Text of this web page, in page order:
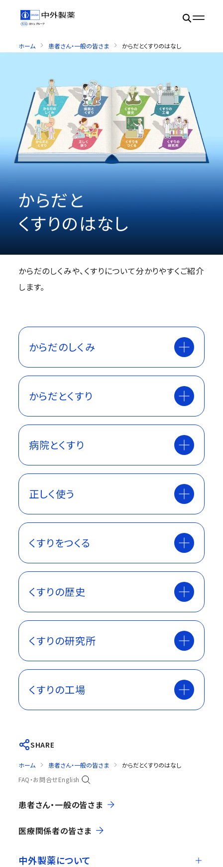
ホーム 患者さん・一般の皆さま からだとくすりのはなし
からだと
くすりのはなし
からだのしくみや、くすりについて分かりやすくご紹介
します。
からだのしくみ
からだとくすり
病院とくすり
正しく使う
くすりをつくる
くすりの歴史
くすりの研究所
くすりの工場
SHARE
ホーム 患者さん・一般の皆さま
からだとくすりのはなし
FAQ・お問合せEnglish
患者さん・一般の皆さま
医療関係者の皆さま
中外製薬について